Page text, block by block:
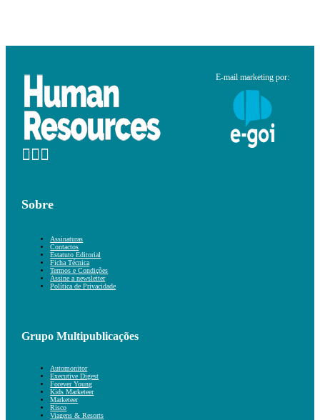
E-mail marketing por:
Sobre
Assinaturas
Contactos
Estatuto Editorial
Ficha Técnica
Termos e Condições
Assine a newsletter
Política de Privacidade
Grupo Multipublicações
Automonitor
Executive Digest
Forever Young
Kids Marketeer
Marketeer
Risco
Viagens & Resorts